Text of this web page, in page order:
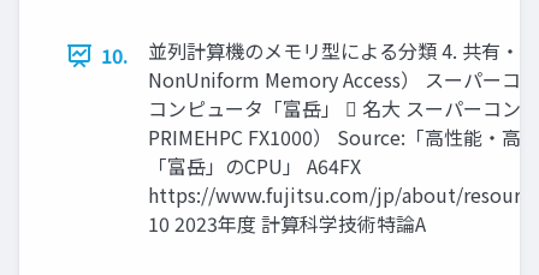
10.
並列計算機のメモリ型による分類 4. 共有・
NonUniform Memory Access） スーパーコ
コンピュータ「富岳」  名大 スーパーコン
PRIMEHPC FX1000） Source:「高性能・
「富岳」のCPU」 A64FX
https://www.fujitsu.com/jp/about/
10 2023年度 計算科学技術特論A